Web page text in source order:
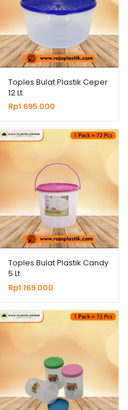
Toples Bulat Plastik Ceper
12 Lt
Rp1.695.000
Toples Bulat Plastik Candy
5 Lt
Rp1.169.000